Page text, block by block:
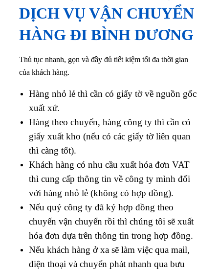
DỊCH VỤ VẬN CHUYỂN
HÀNG ĐI BÌNH DƯƠNG
Thủ tục nhanh, gọn và đầy đủ tiết kiệm tối đa thời gian
của khách hàng.
Hàng nhỏ lẻ thì cần có giấy tờ về nguồn gốc
xuất xứ.
Hàng theo chuyến, hàng công ty thì cần có
giấy xuất kho (nếu có các giấy tờ liên quan
thì càng tốt).
Khách hàng có nhu cầu xuất hóa đơn VAT
thì cung cấp thông tin về công ty mình đối
với hàng nhỏ lẻ (không có hợp đồng).
Nếu quý công ty đã ký hợp đồng theo
chuyến vận chuyển rồi thì chúng tôi sẽ xuất
hóa đơn dựa trên thông tin trong hợp đồng.
Nếu khách hàng ở xa sẽ làm việc qua mail,
điện thoại và chuyển phát nhanh qua bưu